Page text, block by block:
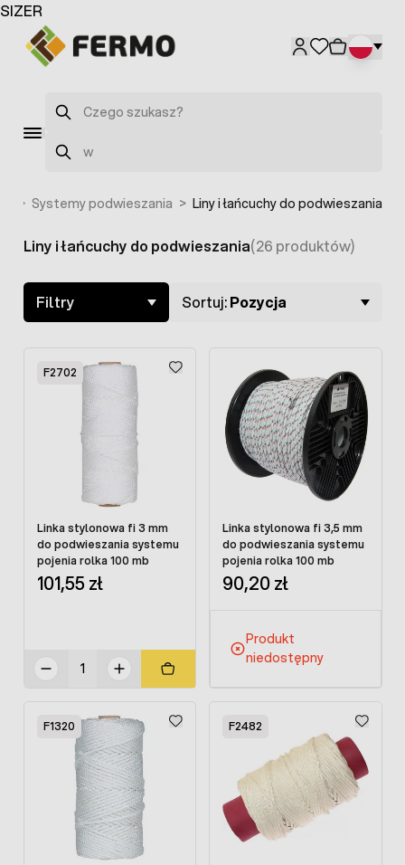
Przejdź do treści
Szukaj
Szukaj
> Systemy podwieszania > Liny i łańcuchy do podwieszania
Skip to product list
Liny i łańcuchy do podwieszania(26 produktów)
Filtry Sortuj:Pozycja
F2702
Linka stylonowa fi 3 mm
do podwieszania systemu
pojenia rolka 100 mb
101,55 zł
F2698
Linka stylonowa fi 3,5 mm
do podwieszania systemu
pojenia rolka 100 mb
90,20 zł
Produkt
niedostępny
F1320 F2482
SIZER